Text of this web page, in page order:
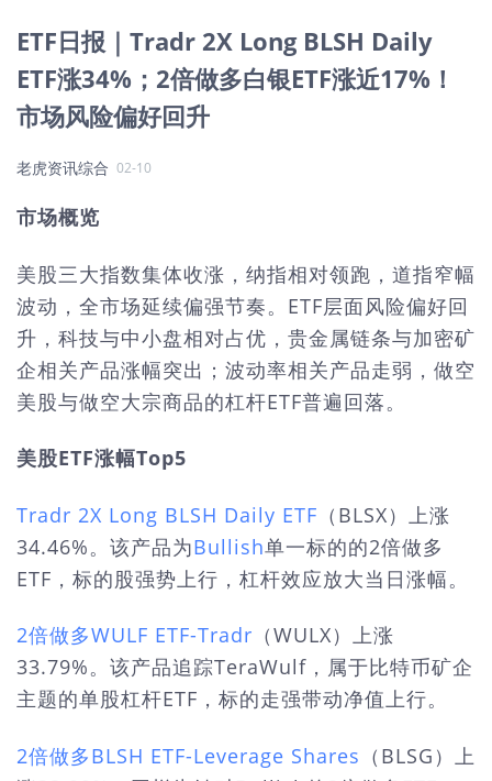
ETF日报｜Tradr 2X Long BLSH Daily
ETF涨34%；2倍做多白银ETF涨近17%！
市场风险偏好回升
老虎资讯综合 02-10
市场概览
美股三大指数集体收涨，纳指相对领跑，道指窄幅
波动，全市场延续偏强节奏。ETF层面风险偏好回
升，科技与中小盘相对占优，贵金属链条与加密矿
企相关产品涨幅突出；波动率相关产品走弱，做空
美股与做空大宗商品的杠杆ETF普遍回落。
美股ETF涨幅Top5
Tradr 2X Long BLSH Daily ETF （BLSX）上涨
34.46%。该产品为Bullish单一标的的2倍做多
ETF，标的股强势上行，杠杆效应放大当日涨幅。
2倍做多WULF ETF-Tradr （WULX）上涨
33.79%。该产品追踪TeraWulf，属于比特币矿企
主题的单股杠杆ETF，标的走强带动净值上行。
2倍做多BLSH ETF-Leverage Shares （BLSG）上